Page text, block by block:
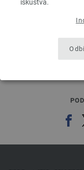
iskustva.
bez PDV-a, dodatno